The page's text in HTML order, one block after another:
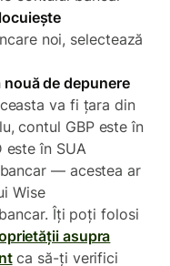
noi, selectează
de depunere
va fi țara din
contul GBP este în
este în SUA
— acestea ar
Wise
Îți poți folosi
asupra
ca să-ți verifici